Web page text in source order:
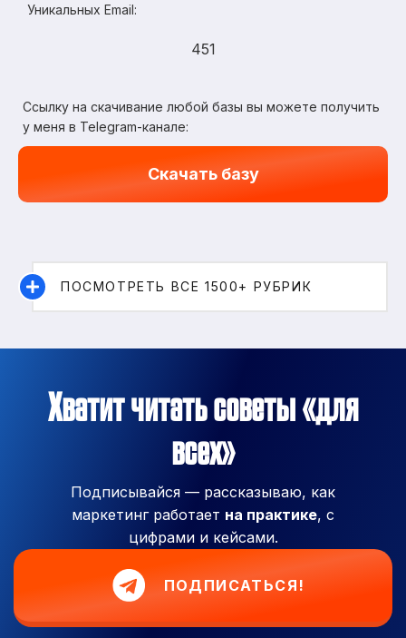
Уникальных Email:
451
Ссылку на скачивание любой базы вы можете получить
у меня в Telegram-канале:
Скачать базу
ПОСМОТРЕТЬ ВСЕ 1500+ РУБРИК
Хватит читать советы «для
всех»
Подписывайся — рассказываю, как
маркетинг работает на практике, с
цифрами и кейсами.
ПОДПИСАТЬСЯ!